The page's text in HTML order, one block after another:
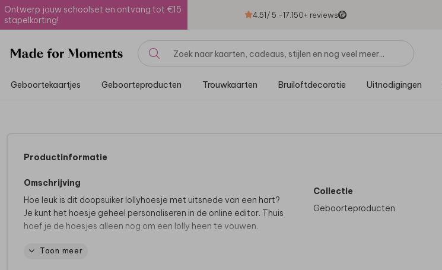
Ontwerp jouw schoolset en ontvang tot €15
stapelkorting!
4.51/ 5 -17.150+ reviews
Geboortekaartjes Geboorteproducten Trouwkaarten Bruiloftdecoratie Uitnodigingen
Productinformatie
Omschrijving
Hoe leuk is dit doopsuiker lollyhoesje met uitsnede van een hart?
Je kunt het hoesje geheel personaliseren in de online editor. Thuis
hoef je de hoesjes alleen nog om een lolly heen te vouwen.
Bekijkhierde hele collectie van trouwbedankjes.
Toon meer
Collectie
Geboorteproducten